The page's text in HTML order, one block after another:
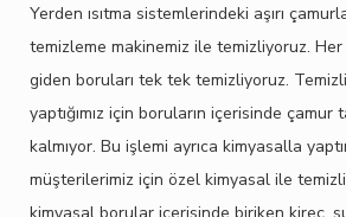
Yerden ısıtma sistemlerindeki aşırı
temizleme makinemiz ile temizliyoruz. Her
giden boruları tek tek temizliyoruz.
yaptığımız için boruların içerisinde çamur
kalmıyor. Bu işlemi ayrıca kimyasalla
müşterilerimiz için özel kimyasal ile